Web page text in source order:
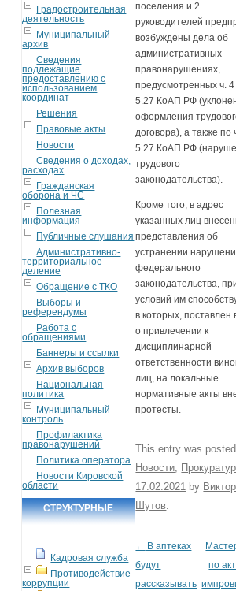
Градостроительная
деятельность
Муниципальный
архив
Сведения
подлежащие
предоставлению с
использованием
координат
Решения
Правовые акты
Новости
Сведения о доходах,
расходах
Гражданская
оборона и ЧС
Полезная
информация
Публичные слушания
Административно-
территориальное
деление
Обращение с ТКО
Выборы и
референдумы
Работа с
обращениями
Баннеры и ссылки
Архив выборов
Национальная
политика
Муниципальный
контроль
Профилактика
правонарушений
Политика оператора
Новости Кировской
области
СТРУКТУРНЫЕ
Кадровая служба
Противодействие
коррупции
поселения и 2
руководителей
возбуждены дела об
административных
правонарушениях,
предусмотренных ч. 4
5.27 КоАП РФ
оформления
договора), а также по
5.27 КоАП РФ
трудового
законодательства).
Кроме того, в адрес
указанных лиц
представления об
устранении
федерального
законодательства,
условий им
в которых, поставлен
о привлечении к
дисциплинарной
ответственности
лиц, на локальные
нормативные акты
протесты.
This entry was
Новости
17.02.2021 by Виктор
Шутов
Post navigation
← В аптеках
будут
рассказывать
по